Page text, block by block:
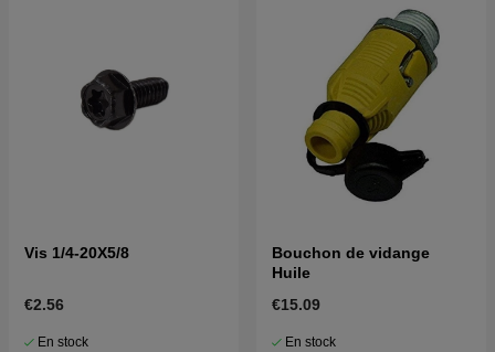
Vis 1/4-20X5/8
€2.56
En stock
Bouchon de vidange
Huile
€15.09
En stock